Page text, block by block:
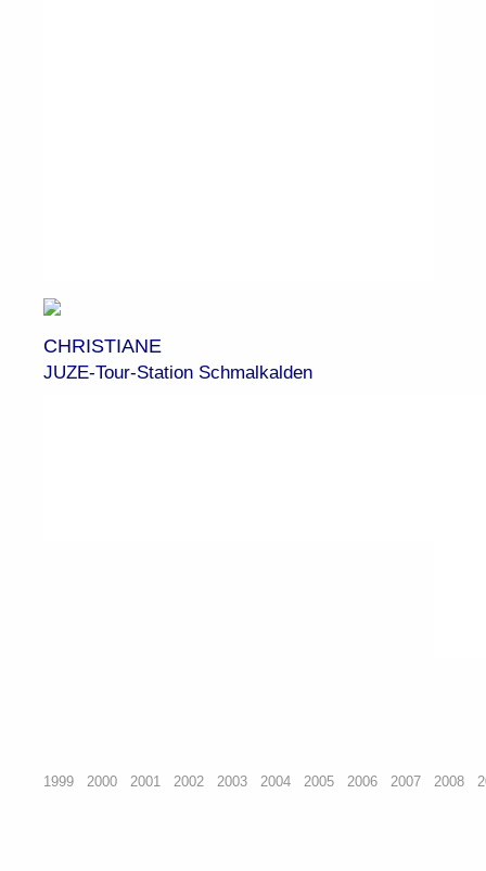
CHRISTIANE
JUZE-Tour-Station Schmalkalden
1999 2000 2001 2002 2003 2004 2005 2006 2007 2008